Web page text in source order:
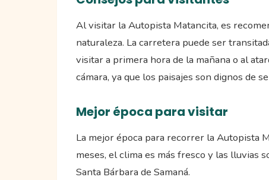
Al visitar la Autopista Matancita, es
naturaleza. La carretera puede ser
visitar a primera hora de la mañana o al
cámara, ya que los paisajes son dignos de
Mejor época para visitar
La mejor época para recorrer la Autopista
meses, el clima es más fresco y las lluvias
Santa Bárbara de Samaná.